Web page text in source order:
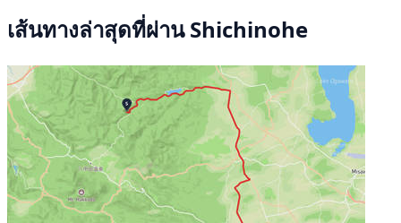
เส้นทางล่าสุดที่ผ่าน Shichinohe